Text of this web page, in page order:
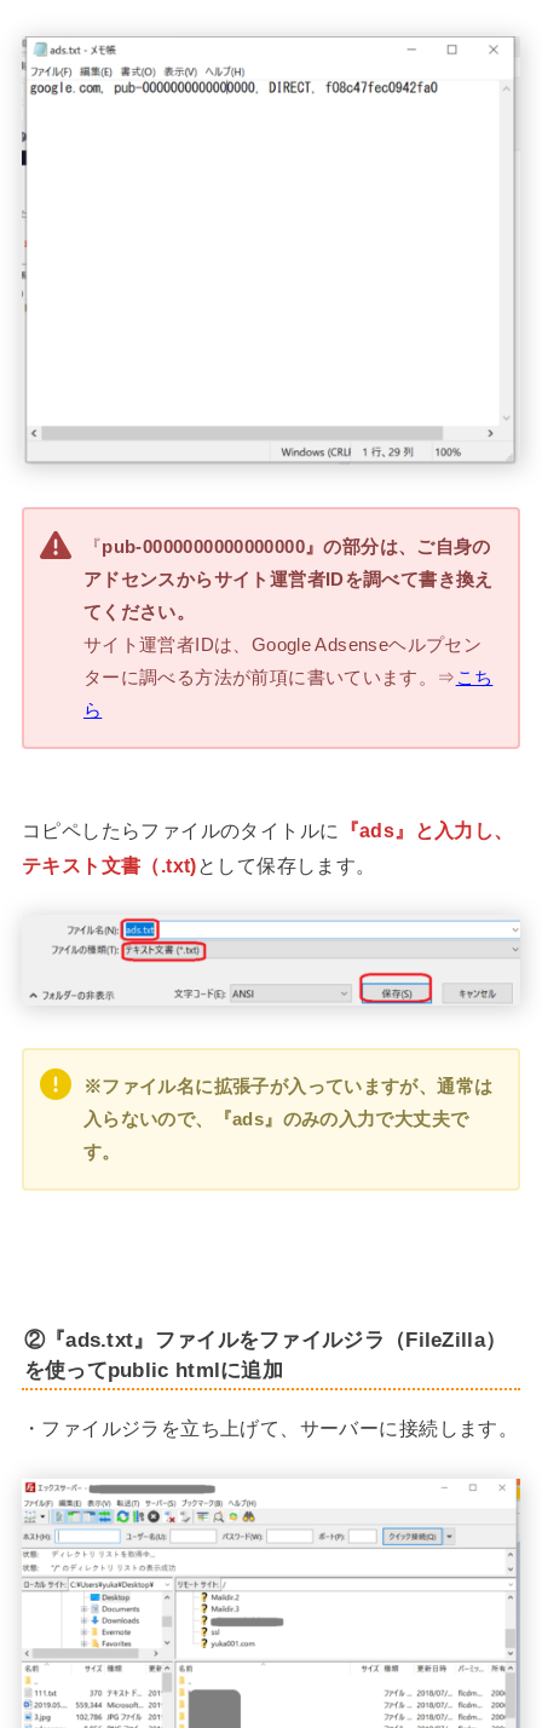
『pub-0000000000000000』の部分は、ご自身の
アドセンスからサイト運営者IDを調べて書き換え
てください。
サイト運営者IDは、Google Adsenseヘルプセン
ターに調べる方法が前項に書いています。⇒ こち
ら
コピペしたらファイルのタイトルに
『ads』と入力し、
テキスト文書（.txt)として保存します。
※ファイル名に拡張子が入っていますが、通常は
入らないので、『ads』のみの入力で大丈夫で
す。
②『ads.txt』ファイルをファイルジラ（FileZilla）
を使ってpublic htmlに追加
・ファイルジラを立ち上げて、サーバーに接続します。